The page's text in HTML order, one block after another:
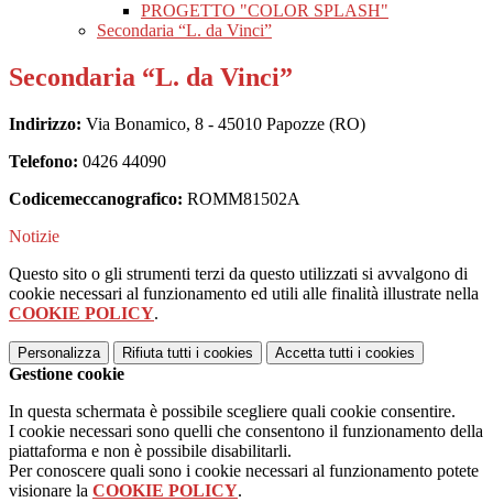
PROGETTO "COLOR SPLASH"
Secondaria “L. da Vinci”
Secondaria “L. da Vinci”
Indirizzo: Via Bonamico, 8 - 45010 Papozze (RO)
Telefono: 0426 44090
Codicemeccanografico: ROMM81502A
Notizie
Questo sito o gli strumenti terzi da questo utilizzati si avvalgono di
cookie necessari al funzionamento ed utili alle finalità illustrate nella
COOKIE POLICY.
Personalizza Rifiuta tutti i cookies Accetta tutti i cookies
Gestione cookie
In questa schermata è possibile scegliere quali cookie consentire.
I cookie necessari sono quelli che consentono il funzionamento della
piattaforma e non è possibile disabilitarli.
Per conoscere quali sono i cookie necessari al funzionamento potete
visionare la COOKIE POLICY.